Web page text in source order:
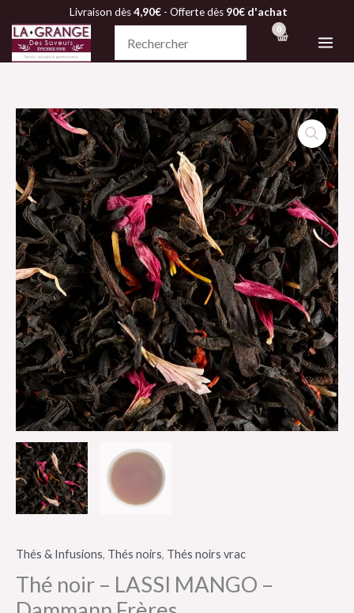
contenu
Livraison dès4,90€- Offerte dès 90€ d'achat
Thés & Infusions, Thés noirs, Thés noirs vrac
Thé noir – LASSI MANGO –
quantité
de
Thé
noir
-
LASSI
MANGO
-
Dammann
Frères